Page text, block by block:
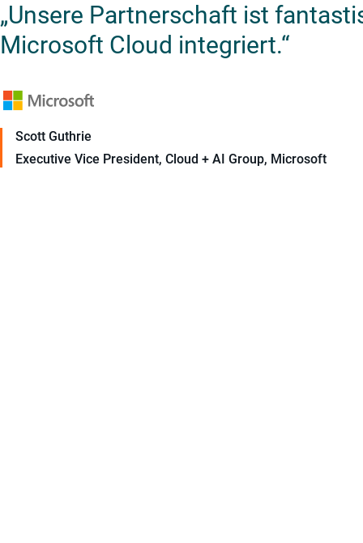
„Unsere Partnerschaft ist
Microsoft Cloud integriert.“
Scott Guthrie
Executive Vice President, Cloud + AI Group, Microsoft